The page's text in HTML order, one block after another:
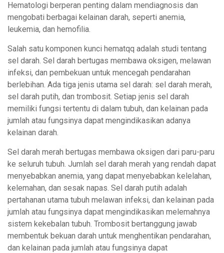
Hematologi berperan penting dalam mendiagnosis dan
mengobati berbagai kelainan darah, seperti anemia,
leukemia, dan hemofilia.
Salah satu komponen kunci hematqq adalah studi tentang
sel darah. Sel darah bertugas membawa oksigen, melawan
infeksi, dan pembekuan untuk mencegah pendarahan
berlebihan. Ada tiga jenis utama sel darah: sel darah merah,
sel darah putih, dan trombosit. Setiap jenis sel darah
memiliki fungsi tertentu di dalam tubuh, dan kelainan pada
jumlah atau fungsinya dapat mengindikasikan adanya
kelainan darah.
Sel darah merah bertugas membawa oksigen dari paru-paru
ke seluruh tubuh. Jumlah sel darah merah yang rendah dapat
menyebabkan anemia, yang dapat menyebabkan kelelahan,
kelemahan, dan sesak napas. Sel darah putih adalah
pertahanan utama tubuh melawan infeksi, dan kelainan pada
jumlah atau fungsinya dapat mengindikasikan melemahnya
sistem kekebalan tubuh. Trombosit bertanggung jawab
membentuk bekuan darah untuk menghentikan pendarahan,
dan kelainan pada jumlah atau fungsinya dapat